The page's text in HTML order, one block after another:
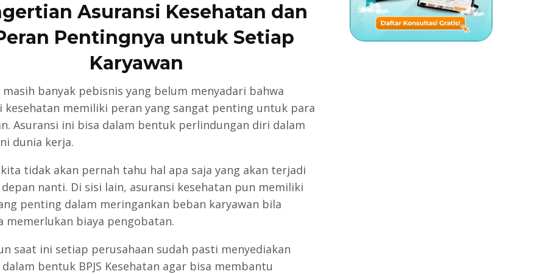
Asuransi Kesehatan dan
Pentingnya untuk Setiap
Karyawan
masih banyak pebisnis yang belum menyadari bahwa
kesehatan memiliki peran yang sangat penting untuk para
Asuransi ini bisa dalam bentuk perlindungan diri dalam
dunia kerja.
tidak akan pernah tahu hal apa saja yang akan terjadi
nanti. Di sisi lain, asuransi kesehatan pun memiliki
penting dalam meringankan beban karyawan bila
memerlukan biaya pengobatan.
saat ini setiap perusahaan sudah pasti menyediakan
bentuk BPJS Kesehatan agar bisa membantu